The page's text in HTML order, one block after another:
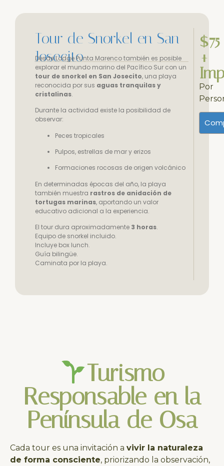
Tour de Snorkel en San
Josecito
Desde Lodge Punta Marenco también es posible
explorar el mundo marino del Pacífico Sur con un
tour de snorkel en San Josecito, una playa
reconocida por sus aguas tranquilas y
cristalinas.
Durante la actividad existe la posibilidad de
observar:
Peces tropicales
Pulpos, estrellas de mar y erizos
Formaciones rocosas de origen volcánico
En determinadas épocas del año, la playa
también muestra rastros de anidación de
tortugas marinas, aportando un valor
educativo adicional a la experiencia.
El tour dura aproximadamente 3 horas.
Equipo de snorkel incluido.
Incluye box lunch.
Guía bilingüe.
Caminata por la playa.
$75
+
Por
Turismo
Responsable en la
Península de Osa
Cada tour es una invitación a vivir la naturaleza
de forma consciente, priorizando la observación,